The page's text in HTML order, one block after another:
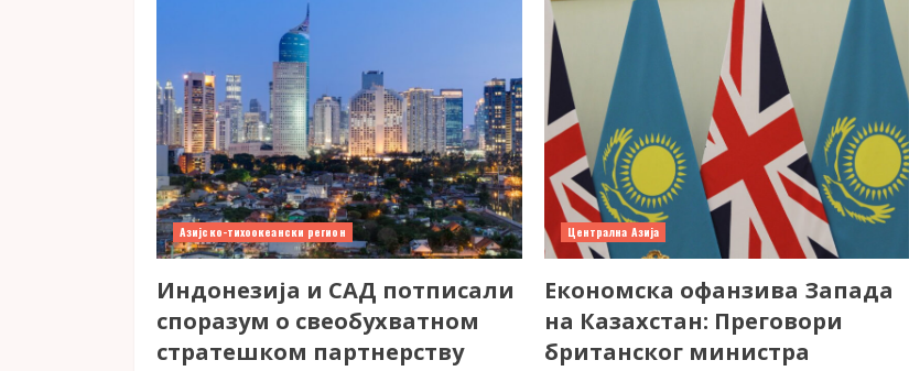
Азијско-тихоокеански регион
Индонезија и САД потписали
споразум о свеобухватном
стратешком партнерству
Централна Азија
Економска офанзива Запада
на Казахстан: Преговори
британског министра